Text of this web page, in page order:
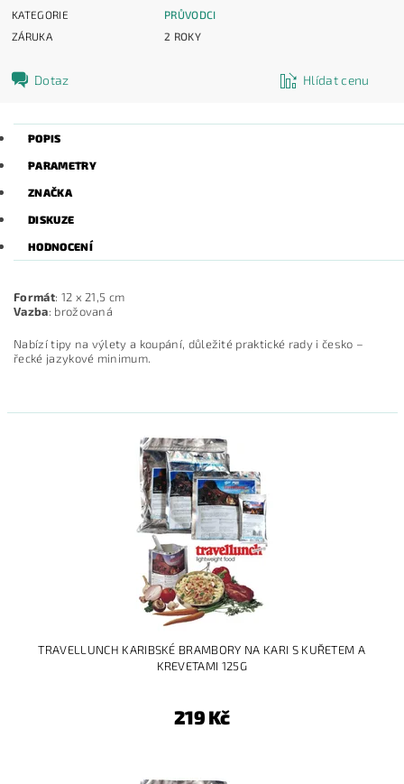
KATEGORIE
PRŮVODCI
ZÁRUKA
2 ROKY
Dotaz Hlídat cenu
POPIS
PARAMETRY
ZNAČKA
DISKUZE
HODNOCENÍ
Formát: 12 x 21,5 cm
Vazba: brožovaná
Nabízí tipy na výlety a koupání, důležité praktické rady i česko –
řecké jazykové minimum.
TRAVELLUNCH KARIBSKÉ BRAMBORY NA KARI S KUŘETEM A
KREVETAMI 125G
219 Kč